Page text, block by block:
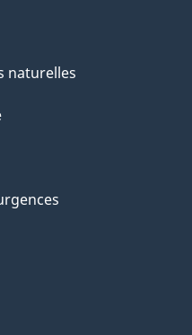
naturelles